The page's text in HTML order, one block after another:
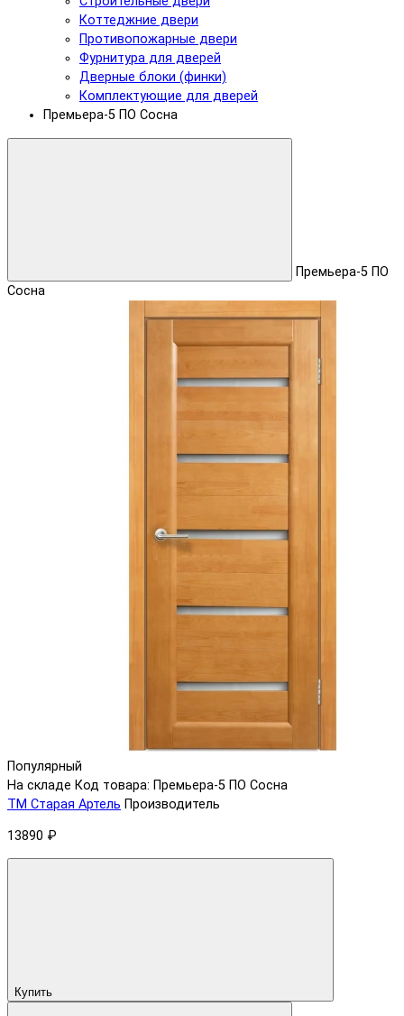
Коттеджние двери
Противопожарные двери
Фурнитура для дверей
Дверные блоки (финки)
Комплектующие для дверей
Премьера-5 ПО Сосна
Премьера-5 ПО
Сосна
Популярный
На складе Код товара: Премьера-5 ПО Сосна
ТМ Старая Артель Производитель
13890 ₽
Купить